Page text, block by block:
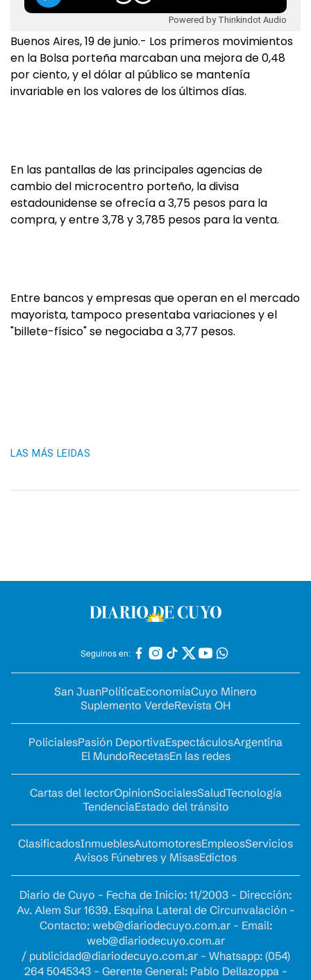
Powered by Thinkindot Audio
Buenos Aires, 19 de junio.- Los primeros movimientos
en la Bolsa porteña marcaban una mejora de 0,48
por ciento, y el dólar al público se mantenía
invariable en los valores de los últimos días.
En las pantallas de las principales agencias de
cambio del microcentro porteño, la divisa
estadounidense se ofrecía a 3,75 pesos para la
compra, y entre 3,78 y 3,785 pesos para la venta.
Entre bancos y empresas que operan en el mercado
mayorista, tampoco presentaba variaciones y el
"billete-físico" se negociaba a 3,77 pesos.
LAS MÁS LEIDAS
Seguinos en:
San JuanPolíticaEconomíaCuyo Minero
Suplemento VerdeRevista OH
PolicialesPasión DeportivaEspectáculosArgentina
El MundoRecetasEn las redes
Cartas del lectorOpinionSocialesSaludTecnología
TendenciaEstado del tránsito
ClasificadosInmueblesAutomotoresEmpleosServicios
Avisos Fúnebres y MisasEdictos
Diario de Cuyo - Fecha de Inicio: 11/2003 - Dirección:
Av. Alem Sur 1639. Esquina Lateral de Circunvalación -
Contacto: web@diariodecuyo.com.ar- Email:
web@diariodecuyo.com.ar
/ publicidad@diariodecuyo.com.ar- Whatsapp: (054)
264 5045343 - Gerente General: Pablo Dellazoppa -